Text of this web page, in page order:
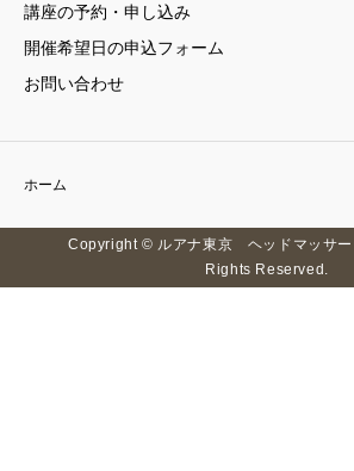
講座の予約・申し込み
開催希望日の申込フォーム
お問い合わせ
ホーム
Copyright © ルアナ東京 ヘッドマッサ
Rights Reserved.